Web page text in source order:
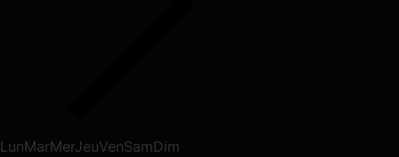
LunMarMerJeuVenSamDim